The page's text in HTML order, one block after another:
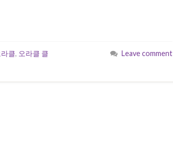
라클, 오라클 클
Leave comment